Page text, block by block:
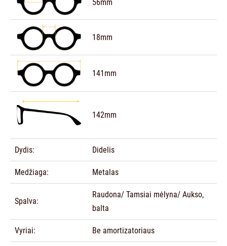
56mm
18mm
141mm
142mm
Dydis: Didelis
Medžiaga: Metalas
Spalva:
Raudona/ Tamsiai mėlyna/ Aukso,
balta
Vyriai: Be amortizatoriaus